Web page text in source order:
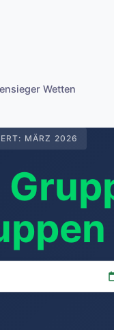
Wetten
MÄRZ 2026